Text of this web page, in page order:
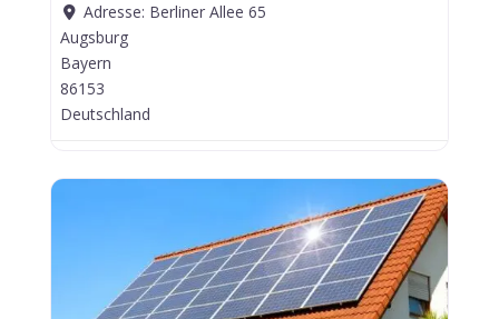
Adresse: Berliner Allee 65
Augsburg
Bayern
86153
Deutschland